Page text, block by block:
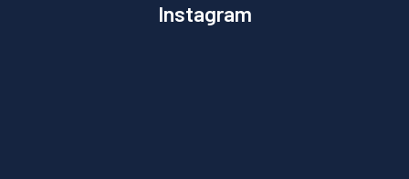
Instagram